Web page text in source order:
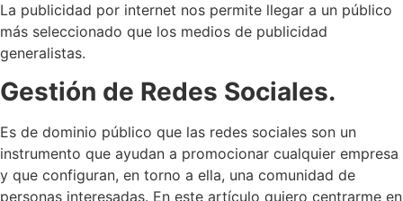
La publicidad por internet nos permite llegar a un público
más seleccionado que los medios de publicidad
generalistas.
Gestión de Redes Sociales.
Es de dominio público que las redes sociales son un
instrumento que ayudan a promocionar cualquier empresa
y que configuran, en torno a ella, una comunidad de
personas interesadas. En este artículo quiero centrarme en